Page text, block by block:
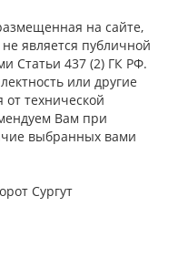
на сайте,
является публичной
Статьи 437 (2) ГК РФ.
или другие
от технической
Вам при
выбранных вами
Сургут